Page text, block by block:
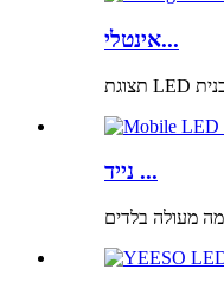
אינטלי...
נייד ...